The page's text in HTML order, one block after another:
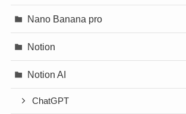
Nano Banana pro
Notion
Notion AI
ChatGPT